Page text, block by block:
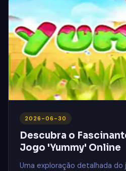
2026-06-30
Descubra o
Jogo 'Yummy' Online
Uma exploração detalhada do